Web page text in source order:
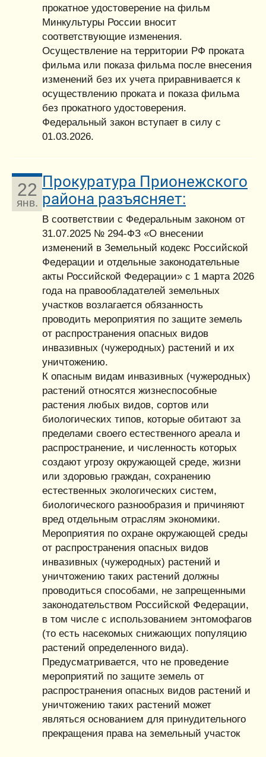
прокатное удостоверение на фильм
Минкультуры России вносит
соответствующие изменения.
Осуществление на территории РФ проката
фильма или показа фильма после внесения
изменений без их учета приравнивается к
осуществлению проката и показа фильма
без прокатного удостоверения.
Федеральный закон вступает в силу с
01.03.2026.
22
янв.
Прокуратура Прионежского
района разъясняет:
В соответствии с Федеральным законом от
31.07.2025 № 294-ФЗ «О внесении
изменений в Земельный кодекс Российской
Федерации и отдельные законодательные
акты Российской Федерации» с 1 марта 2026
года на правообладателей земельных
участков возлагается обязанность
проводить мероприятия по защите земель
от распространения опасных видов
инвазивных (чужеродных) растений и их
уничтожению.
К опасным видам инвазивных (чужеродных)
растений относятся жизнеспособные
растения любых видов, сортов или
биологических типов, которые обитают за
пределами своего естественного ареала и
распространение, и численность которых
создают угрозу окружающей среде, жизни
или здоровью граждан, сохранению
естественных экологических систем,
биологического разнообразия и причиняют
вред отдельным отраслям экономики.
Мероприятия по охране окружающей среды
от распространения опасных видов
инвазивных (чужеродных) растений и
уничтожению таких растений должны
проводиться способами, не запрещенными
законодательством Российской Федерации,
в том числе с использованием энтомофагов
(то есть насекомых снижающих популяцию
растений определенного вида).
Предусматривается, что не проведение
мероприятий по защите земель от
распространения опасных видов растений и
уничтожению таких растений может
являться основанием для принудительного
прекращения права на земельный участок